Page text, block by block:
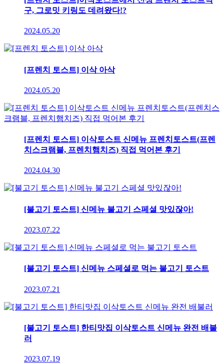
구, 그로밋 키링도 데려왔다!?
2024.05.20
[프렌치 토스트] 이삭 아삭
2024.05.20
[프렌치 토스트] 이삭토스트 신메뉴 프렌치토스트(프렌
치스크램블, 프렌치햄치즈) 직접 먹어본 후기
2024.04.30
[불고기 토스트] 신메뉴 불고기 스페셜 맛있잖아!
2023.07.22
[불고기 토스트] 신메뉴 스페셜로 먹는 불고기 토스트
2023.07.21
[불고기 토스트] 한티맛집 이삭토스트 신메뉴 완전 배불
러
2023.07.19